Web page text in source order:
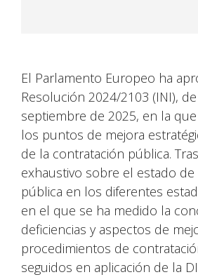
El Parlamento Europeo ha
Resolución 2024/2103 (INI),
septiembre de 2025, en la
los puntos de mejora
de la contratación pública.
exhaustivo sobre el estado
pública en los diferentes
en el que se ha medido la
deficiencias y aspectos de
procedimientos de
seguidos en aplicación de la